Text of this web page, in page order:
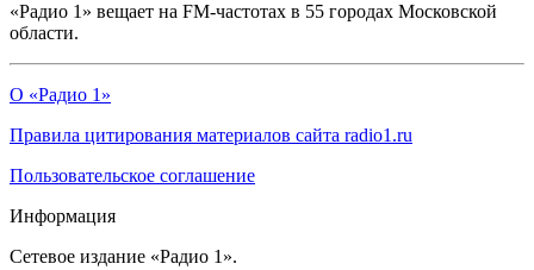
«Радио 1» вещает на FM-частотах в 55 городах Московской
области.
О «Радио 1»
Правила цитирования материалов сайта radio1.ru
Пользовательское соглашение
Информация
Сетевое издание «Радио 1».